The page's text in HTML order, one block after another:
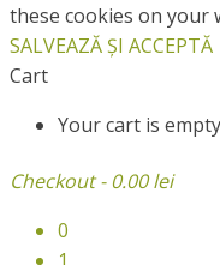
these cookies on your
SALVEAZĂ ȘI ACCEPTĂ
Cart
Your cart is
Checkout - 0.00 lei
0